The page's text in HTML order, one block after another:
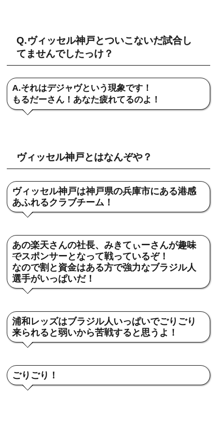
Q.ヴィッセル神戸とついこないだ試合し
てませんでしたっけ？
A.それはデジャヴという現象です！
もるだーさん！あなた疲れてるのよ！
ヴィッセル神戸とはなんぞや？
ヴィッセル神戸は神戸県の兵庫市にある港感
あふれるクラブチーム！
あの楽天さんの社長、みきてぃーさんが趣味
でスポンサーとなって戦っているぞ！
なので割と資金はある方で強力なブラジル人
選手がいっぱいだ！
浦和レッズはブラジル人いっぱいでごりごり
来られると弱いから苦戦すると思うよ！
ごりごり！